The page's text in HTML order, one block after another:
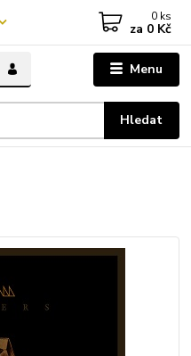
Menu
Hledat
0 ks
za 0 Kč